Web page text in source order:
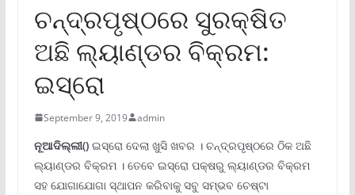
ଚନ୍ଦ୍ରପୃଷ୍ଠରେ ସୁରକ୍ଷିତ
ଅଛି ଲ୍ୟାଣ୍ଡର ବିକ୍ରମ:
ଇସ୍ରୋ
September 9, 2019 admin
ନୂଆଦିଲ୍ଲୀ()ଇସ୍ରୋ ଦେଲା ଖୁସି ଖବର । ଚନ୍ଦ୍ରପୃଷ୍ଠରେ ଠିକ ଅଛି
ଲ୍ୟାଣ୍ଡର ବିକ୍ରମ । ତେବେ ଇସ୍ରୋ ପକ୍ଷରୁ ଲ୍ୟାଣ୍ଡର ବିକ୍ରମ
ସହ ଯୋଗାଯୋଗା ସ୍ଥାପନ କରିବାକୁ ସବୁ ସମ୍ଭବ ଚେଷ୍ଟା